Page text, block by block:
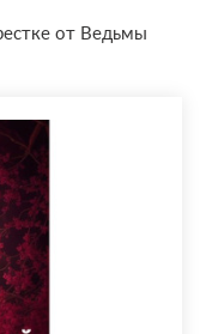
от Ведьмы